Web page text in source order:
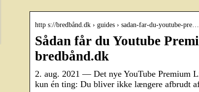
http s://bredbånd.dk › guides › sadan-far-du-youtube-pre…
Sådan får du Youtube
bredbånd.dk
2. aug. 2021 — Det nye YouTube Premium
kun én ting: Du bliver ikke længere afbrudt